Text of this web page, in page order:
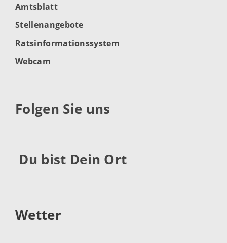
Amtsblatt
Stellenangebote
Ratsinformationssystem
Webcam
Folgen Sie uns
Du bist Dein Ort
Wetter